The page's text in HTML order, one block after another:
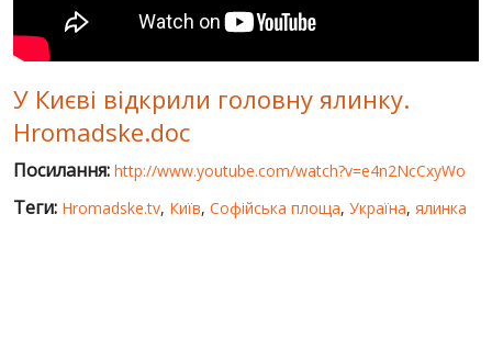
ПУБЛІЧНІ ЛЮДИ
РОСІЙСЬКО-УКРАЇНСЬКА ВІЙНА
"WINTER ON FIRE"
ХРОНОЛОГІЯ ЄВРОМАЙДАНУ
У Києві відкрили головну ялинку.
Hromadske.doc
Посилання: http://www.youtube.com/watch?v=e4n2NcCxyWo
Теги: Hromadske.tv, Київ, Софійська площа, Україна, ялинка